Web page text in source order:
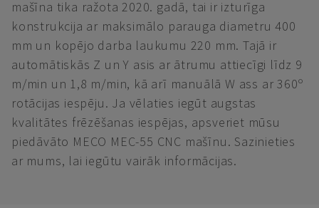
mašīna tika ražota 2020. gadā, tai ir izturīga
konstrukcija ar maksimālo parauga diametru 400
mm un kopējo darba laukumu 220 mm. Tajā ir
automātiskās Z un Y asis ar ātrumu attiecīgi līdz 9
m/min un 1,8 m/min, kā arī manuālā W ass ar 360º
rotācijas iespēju. Ja vēlaties iegūt augstas
kvalitātes frēzēšanas iespējas, apsveriet mūsu
piedāvāto MECO MEC-55 CNC mašīnu. Sazinieties
ar mums, lai iegūtu vairāk informācijas.